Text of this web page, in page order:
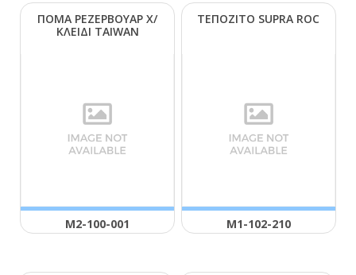
ΠΟΜΑ ΡΕΖΕΡΒΟΥΑΡ Χ/
ΚΛΕΙΔΙ ΤΑΙWΑΝ
Μ2-100-001
ΤΕΠΟΖΙΤΟ SUΡRΑ RΟC
Μ1-102-210